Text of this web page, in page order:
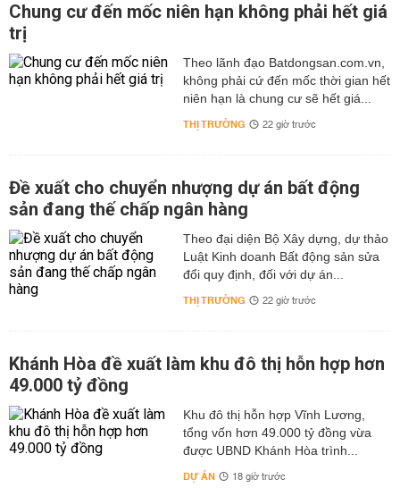
Chung cư đến mốc niên hạn không phải hết giá
trị
Theo lãnh đạo Batdongsan.com.vn,
không phải cứ đến mốc thời gian hết
niên hạn là chung cư sẽ hết giá...
THỊ TRƯỜNG 22 giờ trước
Đề xuất cho chuyển nhượng dự án bất động
sản đang thế chấp ngân hàng
Theo đại diện Bộ Xây dựng, dự thảo
Luật Kinh doanh Bất động sản sửa
đổi quy định, đối với dự án...
THỊ TRƯỜNG 22 giờ trước
Khánh Hòa đề xuất làm khu đô thị hỗn hợp hơn
49.000 tỷ đồng
Khu đô thị hỗn hợp Vĩnh Lương,
tổng vốn hơn 49.000 tỷ đồng vừa
được UBND Khánh Hòa trình...
DỰ ÁN 18 giờ trước